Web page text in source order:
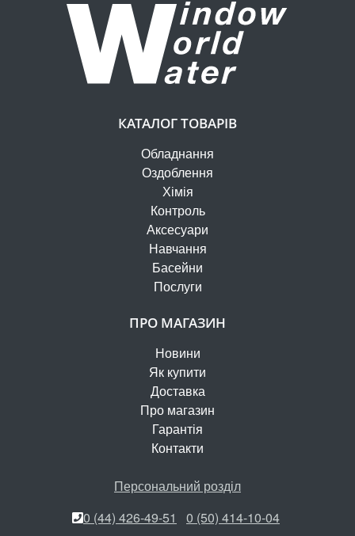
КАТАЛОГ ТОВАРІВ
Обладнання
Оздоблення
Хімія
Контроль
Аксесуари
Навчання
Басейни
Послуги
ПРО МАГАЗИН
Новини
Як купити
Доставка
Про магазин
Гарантія
Контакти
Персональний розділ
0 (44) 426-49-51
0 (50) 414-10-04